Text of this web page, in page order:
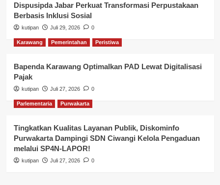
Dispusipda Jabar Perkuat Transformasi Perpustakaan
Berbasis Inklusi Sosial
kutipan Juli 29, 2026 0
Karawang Pemerintahan Peristiwa
Bapenda Karawang Optimalkan PAD Lewat Digitalisasi
Pajak
kutipan Juli 27, 2026 0
Parlementaria Purwakarta
Tingkatkan Kualitas Layanan Publik, Diskominfo
Purwakarta Dampingi SDN Ciwangi Kelola Pengaduan
melalui SP4N-LAPOR!
kutipan Juli 27, 2026 0